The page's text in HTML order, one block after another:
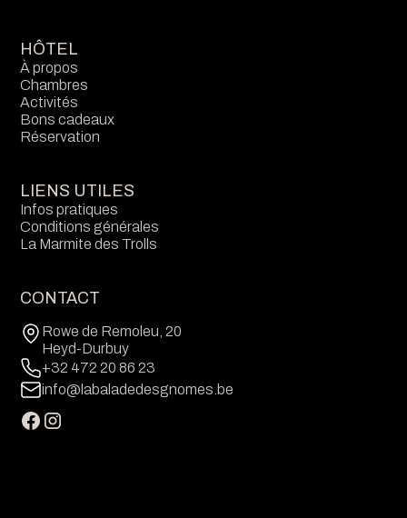
HÔTEL
À propos
Chambres
Activités
Bons cadeaux
Réservation
LIENS UTILES
Infos pratiques
Conditions générales
La Marmite des Trolls
CONTACT
Rowe de Remoleu, 20
Heyd-Durbuy
+32 472 20 86 23
info@labaladedesgnomes.be